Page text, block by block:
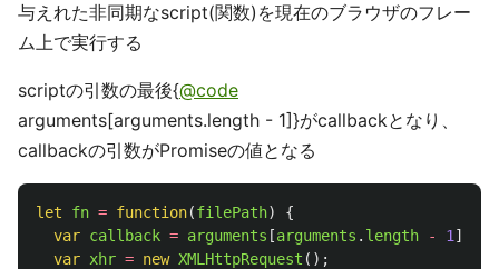
与えれた非同期なscript(関数)を現在のブラウザのフレー
ム上で実行する
scriptの引数の最後{@code
arguments[arguments.length - 1]}がcallbackとなり、
callbackの引数がPromiseの値となる
let fn = function(filePath)
{
var callback = arguments [arguments . length - 1 ];
var xhr = new XMLHttpRequest ();